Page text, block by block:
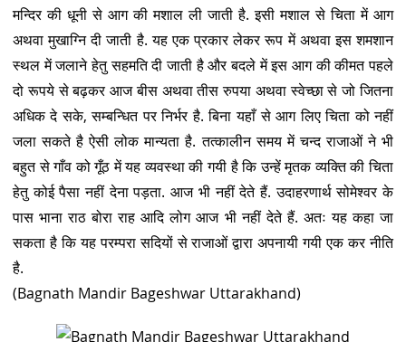
मन्दिर की धूनी से आग की मशाल ली जाती है. इसी मशाल से चिता में आग
अथवा मुखाग्नि दी जाती है. यह एक प्रकार लेकर रूप में अथवा इस शमशान
स्थल में जलाने हेतु सहमति दी जाती है और बदले में इस आग की कीमत पहले
दो रूपये से बढ़कर आज बीस अथवा तीस रुपया अथवा स्वेच्छा से जो जितना
अधिक दे सके, सम्बन्धित पर निर्भर है. बिना यहाँ से आग लिए चिता को नहीं
जला सकते है ऐसी लोक मान्यता है. तत्कालीन समय में चन्द राजाओं ने भी
बहुत से गाँव को गूँठ में यह व्यवस्था की गयी है कि उन्हें मृतक व्यक्ति की चिता
हेतु कोई पैसा नहीं देना पड़ता. आज भी नहीं देते हैं. उदाहरणार्थ सोमेश्वर के
पास भाना राठ बोरा राह आदि लोग आज भी नहीं देते हैं. अतः यह कहा जा
सकता है कि यह परम्परा सदियों से राजाओं द्वारा अपनायी गयी एक कर नीति
है.
(Bagnath Mandir Bageshwar Uttarakhand)